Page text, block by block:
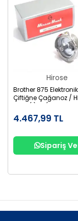
Hirose
Brother 875 Elektronik
Çiftiğne Çağanoz /
12MC(1)TR (SA1689-
4.467,99 TL
Sipariş